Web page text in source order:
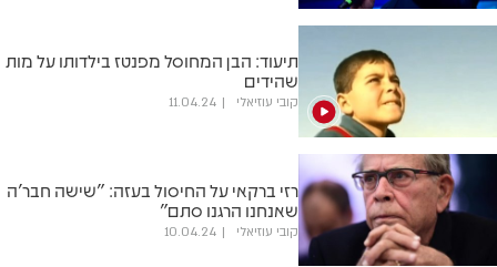
תיעוד: הבן המחוסל מפנטז בילדותו על מות
שהידים
קובי עוזיאלי 11.04.24
רזי ברקאי על החיסול בעזה: "שישה חבר'ה
שאנחנו הרגנו סתם"
קובי עוזיאלי 10.04.24